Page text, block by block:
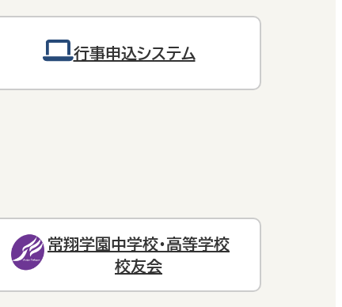
行事申込システム
常翔学園中学校・高等学校
校友会